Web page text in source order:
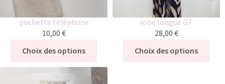
pochette téléphone
10,00 €
Choix des options
robe longue GT
28,00 €
Choix des options